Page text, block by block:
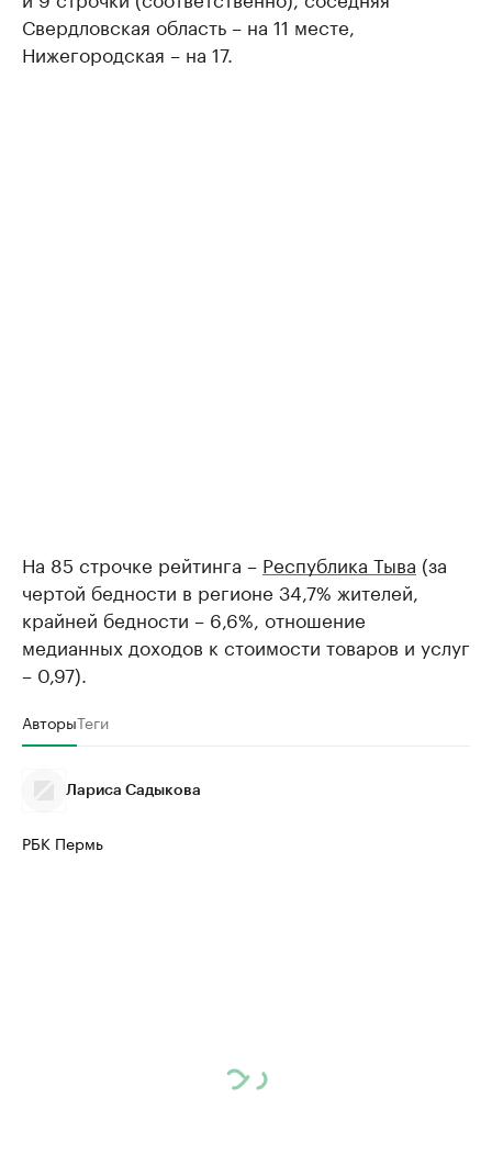
Свердловская область – на 11 месте,
Нижегородская – на 17.
На 85 строчке рейтинга – Республика Тыва (за
чертой бедности в регионе 34,7% жителей,
крайней бедности – 6,6%, отношение
медианных доходов к стоимости товаров и услуг
– 0,97).
АвторыТеги
Лариса Садыкова
РБК Пермь